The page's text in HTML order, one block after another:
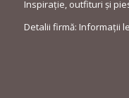
Inspirație, outfituri și
Detalii firmă: Informații